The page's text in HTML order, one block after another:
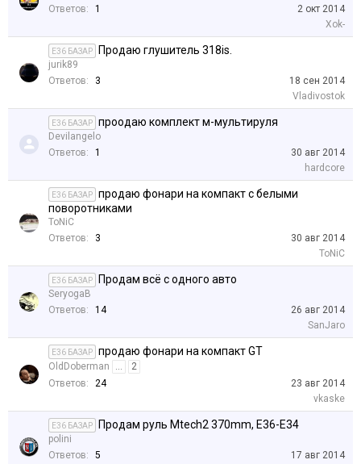
Ответов:
1
2 окт 2014
Xok-
E36 БАЗАР Продаю глушитель 318is.
jurik89
Ответов:
3
18 сен 2014
Vladivostok
E36 БАЗАР проодаю комплект м-мультируля
Devilangelo
Ответов:
1
30 авг 2014
hardcore
E36 БАЗАР
продаю фонари на компакт с белыми
поворотниками
ToNiC
Ответов:
3
30 авг 2014
ToNiC
E36 БАЗАР Продам всё с одного авто
SeryogaB
Ответов:
14
26 авг 2014
SanJaro
E36 БАЗАР продаю фонари на компакт GT
OldDoberman ...
2
Ответов:
24
23 авг 2014
vkaske
E36 БАЗАР Продам руль Mtech2 370mm, E36-E34
polini
Ответов:
5
17 авг 2014